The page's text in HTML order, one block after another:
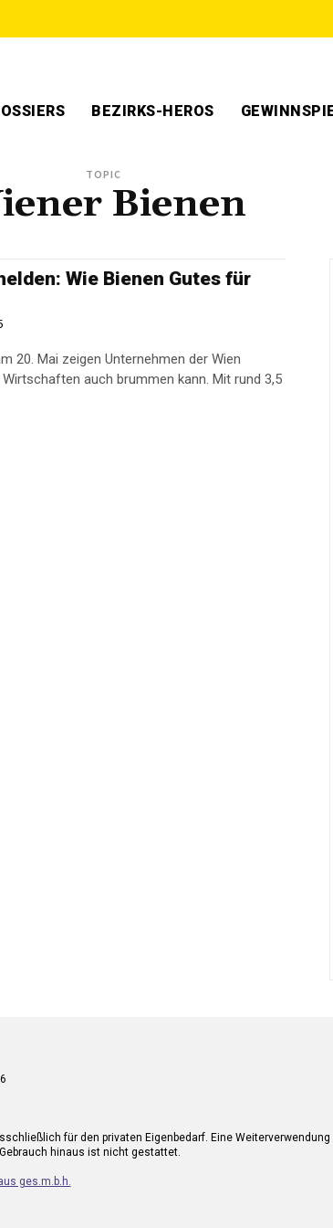
BEZIRKS-HEROS
TOPIC
Bienen
Wie Bienen Gutes für
20. Mai zeigen Unternehmen der Wien
auch brummen kann. Mit rund 3,5
für den privaten Eigenbedarf. Eine Weiterverwendung
hinaus ist nicht gestattet.
ges.m.b.h.